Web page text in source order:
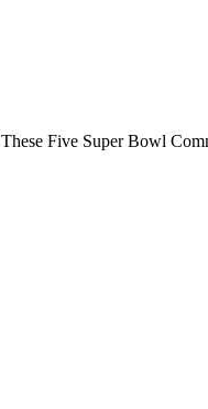
Five Super Bowl